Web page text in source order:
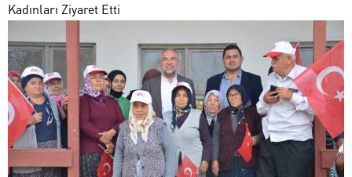
Kadınları Ziyaret Etti